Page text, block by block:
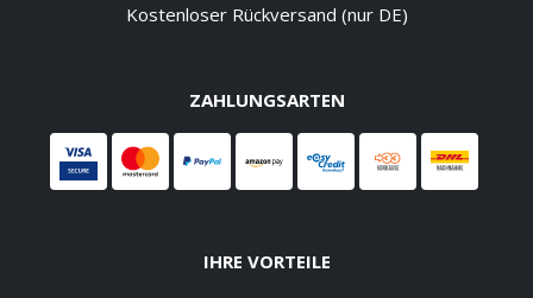
Kostenloser Rückversand (nur DE)
ZAHLUNGSARTEN
IHRE VORTEILE